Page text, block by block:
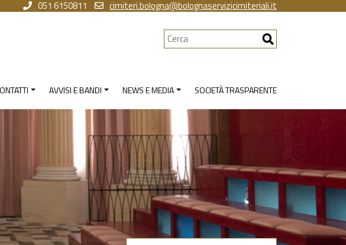
051 6150811 cimiteri.bologna@bolognaservizicimiteriali.it
Cerca
AVVISI E BANDI NEWS E MEDIA SOCIETÀ TRASPARENTE